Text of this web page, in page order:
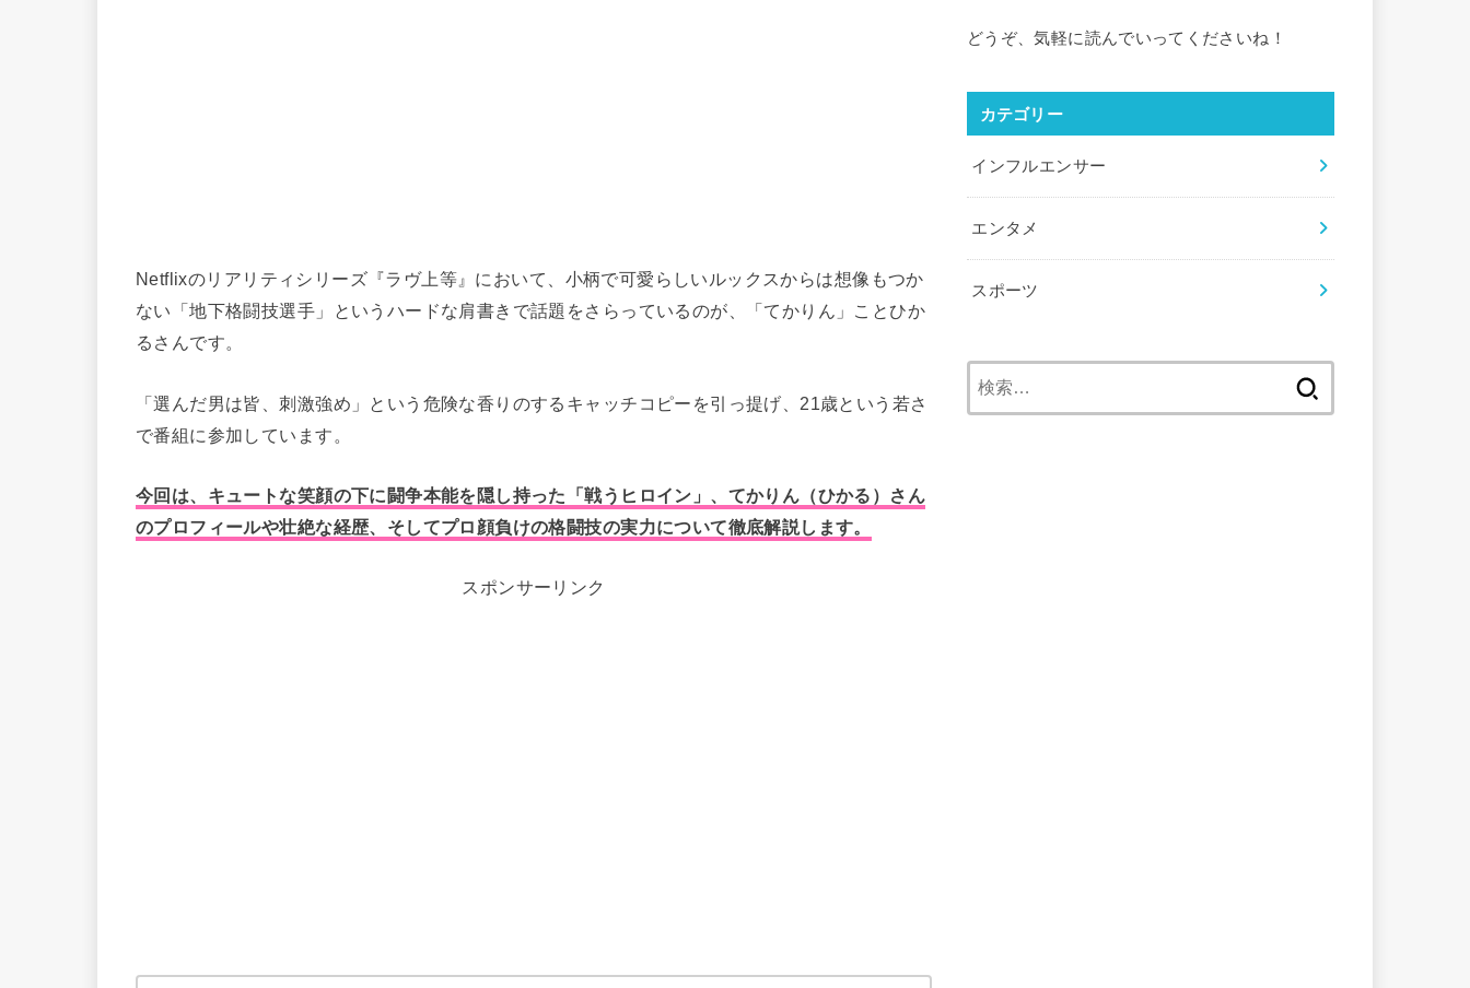
Netflixのリアリティシリーズ『ラヴ上等』において、小柄で可愛らしいルックスからは想像もつか
ない「地下格闘技選手」というハードな肩書きで話題をさらっているのが、「てかりん」ことひか
るさんです。
「選んだ男は皆、刺激強め」という危険な香りのするキャッチコピーを引っ提げ、21歳という若さ
で番組に参加しています。
今回は、キュートな笑顔の下に闘争本能を隠し持った「戦うヒロイン」、てかりん（ひかる）さん
のプロフィールや壮絶な経歴、そしてプロ顔負けの格闘技の実力について徹底解説します。
スポンサーリンク
どうぞ、気軽に読んでいってくださいね！
カテゴリー
インフルエンサー
エンタメ
スポーツ